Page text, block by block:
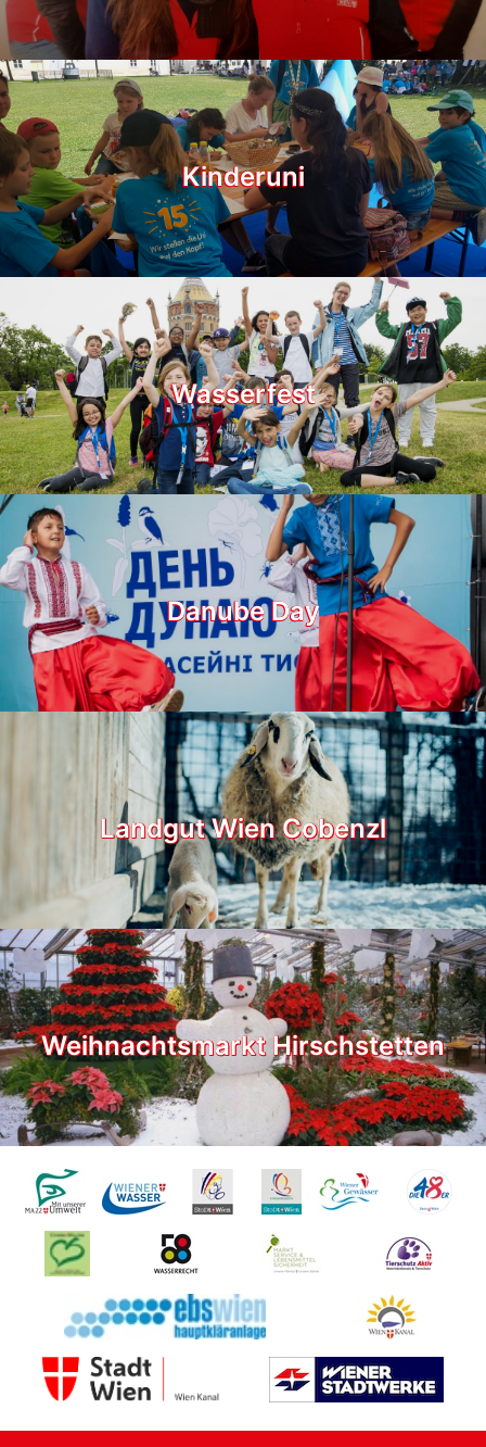
Kinderuni
Wasserfest
Danube Day
Landgut Wien Cobenzl
Weihnachtsmarkt Hirschstetten